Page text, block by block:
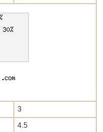
3
4.5